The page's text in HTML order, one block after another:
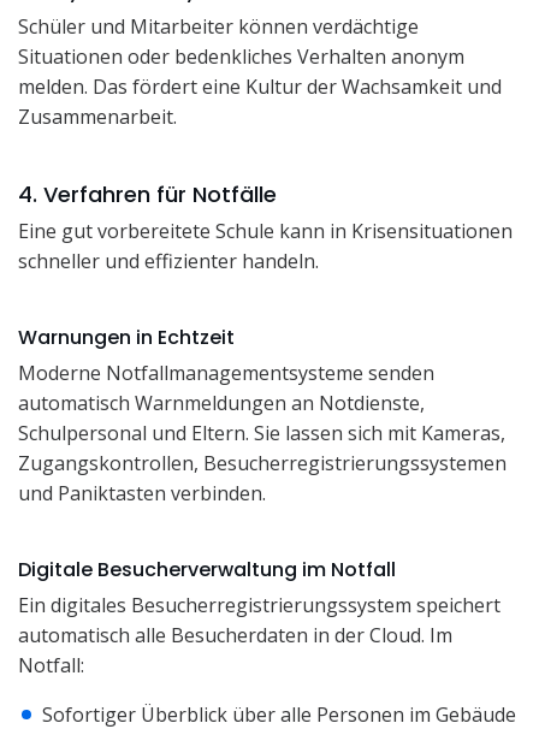
Schüler und Mitarbeiter können verdächtige
Situationen oder bedenkliches Verhalten anonym
melden. Das fördert eine Kultur der Wachsamkeit und
Zusammenarbeit.
4. Verfahren für Notfälle
Eine gut vorbereitete Schule kann in Krisensituationen
schneller und effizienter handeln.
Warnungen in Echtzeit
Moderne Notfallmanagementsysteme senden
automatisch Warnmeldungen an Notdienste,
Schulpersonal und Eltern. Sie lassen sich mit Kameras,
Zugangskontrollen, Besucherregistrierungssystemen
und Paniktasten verbinden.
Digitale Besucherverwaltung im Notfall
Ein digitales Besucherregistrierungssystem speichert
automatisch alle Besucherdaten in der Cloud. Im
Notfall:
Sofortiger Überblick über alle Personen im Gebäude